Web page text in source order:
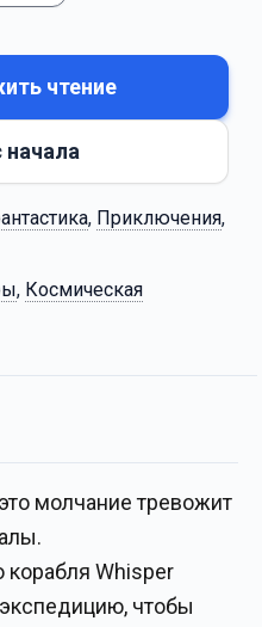
чтение
начала
, Приключения,
, Космическая
молчание тревожит
Whisper
чтобы